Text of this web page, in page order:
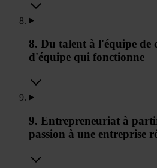
8. Du talent à l'équipe de
d'équipe qui fonctionne
9. Entrepreneuriat à
passion à une entreprise